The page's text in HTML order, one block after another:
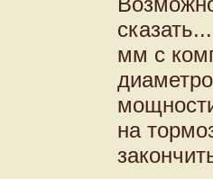
мм с
на